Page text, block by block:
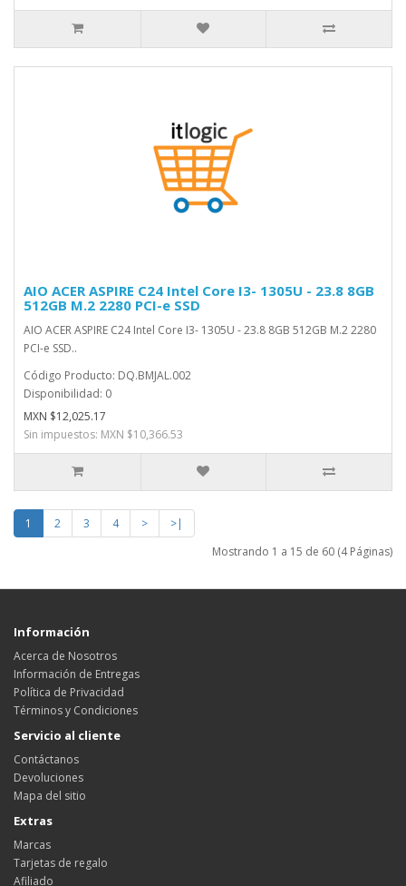
AIO ACER ASPIRE C24 Intel Core I3- 1305U - 23.8 8GB
512GB M.2 2280 PCI-e SSD
AIO ACER ASPIRE C24 Intel Core I3- 1305U - 23.8 8GB 512GB M.2 2280
PCI-e SSD..
Código Producto: DQ.BMJAL.002
Disponibilidad: 0
MXN $12,025.17
Sin impuestos: MXN $10,366.53
1 2 3 4 >
>|
Mostrando 1 a 15 de 60 (4 Páginas)
Información
Acerca de Nosotros
Información de Entregas
Política de Privacidad
Términos y Condiciones
Servicio al cliente
Contáctanos
Devoluciones
Mapa del sitio
Extras
Marcas
Tarjetas de regalo
Afiliado